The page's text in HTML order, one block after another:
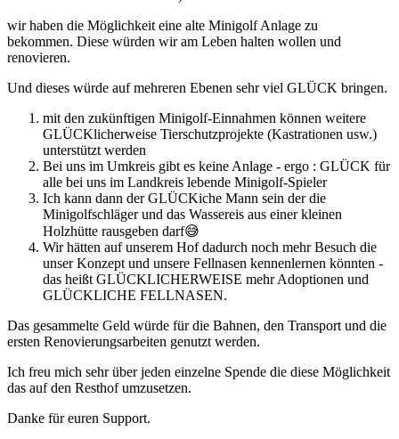
wir haben die Möglichkeit eine alte Minigolf Anlage zu
bekommen. Diese würden wir am Leben halten wollen und
renovieren.
Und dieses würde auf mehreren Ebenen sehr viel GLÜCK bringen.
mit den zukünftigen Minigolf-Einnahmen können weitere
GLÜCKlicherweise Tierschutzprojekte (Kastrationen usw.)
unterstützt werden
Bei uns im Umkreis gibt es keine Anlage - ergo : GLÜCK für
alle bei uns im Landkreis lebende Minigolf-Spieler
Ich kann dann der GLÜCKiche Mann sein der die
Minigolfschläger und das Wassereis aus einer kleinen
Holzhütte rausgeben darf😅
Wir hätten auf unserem Hof dadurch noch mehr Besuch die
unser Konzept und unsere Fellnasen kennenlernen könnten -
das heißt GLÜCKLICHERWEISE mehr Adoptionen und
GLÜCKLICHE FELLNASEN.
Das gesammelte Geld würde für die Bahnen, den Transport und die
ersten Renovierungsarbeiten genutzt werden.
Ich freu mich sehr über jeden einzelne Spende die diese Möglichkeit
das auf den Resthof umzusetzen.
Danke für euren Support.